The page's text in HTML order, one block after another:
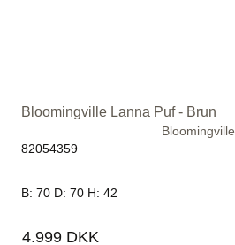
Bloomingville Lanna Puf - Brun
Bloomingville
82054359
B: 70 D: 70 H: 42
4.999 DKK